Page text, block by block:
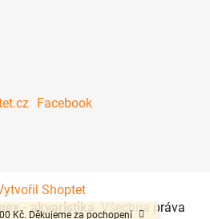
Kč. Děkujeme za pochopení
Facebook
Shoptet
- akvaristika. Všechna práva